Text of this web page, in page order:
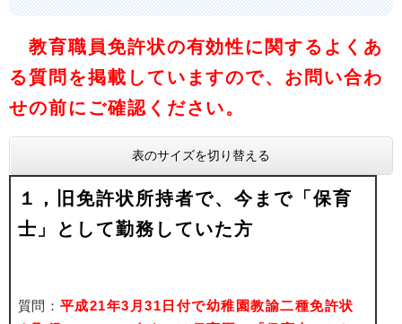
教育職員免許状の有効性に関するよくあ
る質問を掲載していますので、お問い合わ
せの前にご確認ください。
表のサイズを切り替える
１，旧免許状所持者で、今まで「保育
士」として勤務していた方
質問： 平成21年3月31日付で幼稚園教諭二種免許状